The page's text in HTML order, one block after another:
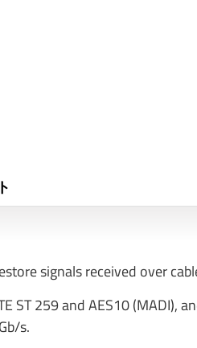
signals received over
ST 259 and AES10 (MADI),
s.